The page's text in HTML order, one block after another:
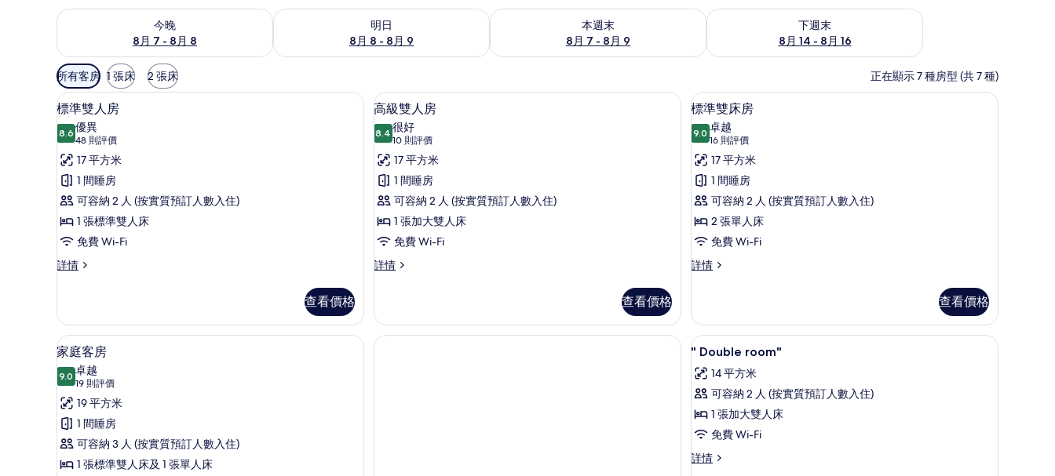
今晚
8月 7 - 8月 8
查看今晚 8月 7 - 8月 8的可訂空房
明日
8月 8 - 8月 9
查看明日 8月 8 - 8月 9的可訂空房
本週末
8月 7 - 8月 9
查看本週末 8月 7 - 8月 9的可訂空房
下週末
8月 14 - 8月 16
查看下週末 8月 14 - 8月 16的可訂空房
可
用
嘅
客
房
篩
選
條
件
所有客房 1 張床 2 張床 正在顯示 7 種房型 (共 7 種)
載
入
所
有
標
準
雙
人
房
片
迷你吧、房內夾萬、隔音、熨斗/熨衫板
4
標準雙人房
8.68.6 分，滿分 10 分
優異
48 則評價
(48
則
評
價)
17 平方米
1 間睡房
可容納 2 人 (按實質預訂人數入住)
1 張標準雙人床
免費 Wi-Fi
詳情
標
房
詳
情
查看價格
載
入
所
有
高
級
雙
人
房
片
迷你吧、房內夾萬、隔音、熨斗/熨衫板
4
高級雙人房
8.48.4 分，滿分 10 分
很好
10 則評價
(10
則
評
價)
17 平方米
1 間睡房
可容納 2 人 (按實質預訂人數入住)
1 張加大雙人床
免費 Wi-Fi
詳情
高
房
詳
情
查看價格
載
入
所
有
標
準
雙
床
房
片
標準雙床房 | 迷你吧、房內夾萬、隔音、熨斗/
4
標準雙床房
9.09.0 分，滿分 10 分
卓越
16 則評價
(16
則
評
價)
17 平方米
1 間睡房
可容納 2 人 (按實質預訂人數入住)
2 張單人床
免費 Wi-Fi
詳情
標
房
詳
情
查看價格
載
入
所
有
家
庭
客
家庭客房 | 迷你吧、房內夾萬、隔音、熨斗/熨衫板
4
家庭客房
9.09.0 分，滿分 10 分
卓越
19 則評價
(19
則
評
價)
19 平方米
1 間睡房
可容納 3 人 (按實質預訂人數入住)
1 張標準雙人床及 1 張單人床
載
入
所
有"
Double
room"的
相
迷你吧、房內夾萬、隔音、熨斗/熨衫板
2
" Double room"
14 平方米
可容納 2 人 (按實質預訂人數入住)
1 張加大雙人床
免費 Wi-Fi
詳情
"